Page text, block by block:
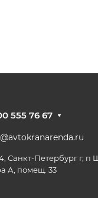
555 76 67
Санкт-Петербург г,
А, помещ. 33